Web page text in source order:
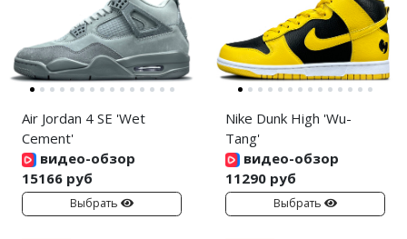
Air Jordan 4 SE 'Wet
Cement'
видео-обзор
15166 руб
Выбрать
Nike Dunk High 'Wu-
Tang'
видео-обзор
11290 руб
Выбрать